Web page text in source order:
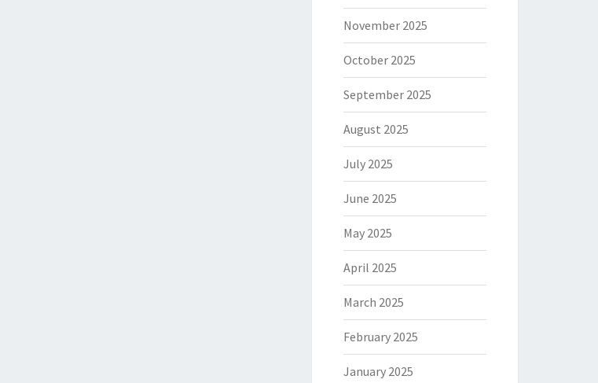
November 2025
October 2025
September 2025
August 2025
July 2025
June 2025
May 2025
April 2025
March 2025
February 2025
January 2025